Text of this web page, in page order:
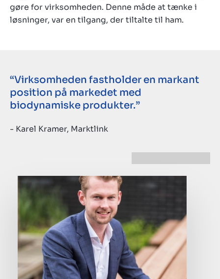
gøre for virksomheden. Denne måde at tænke i
løsninger, var en tilgang, der tiltalte til ham.
“Virksomheden fastholder en markant
position på markedet med
biodynamiske produkter.”
- Karel Kramer, Marktlink